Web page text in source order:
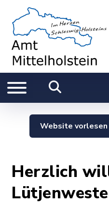
Website vorlesen
Herzlich